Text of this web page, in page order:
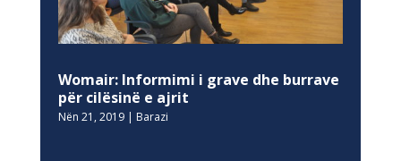
Womair: Informimi i grave dhe burrave
për cilësinë e ajrit
Nën 21, 2019| Barazi